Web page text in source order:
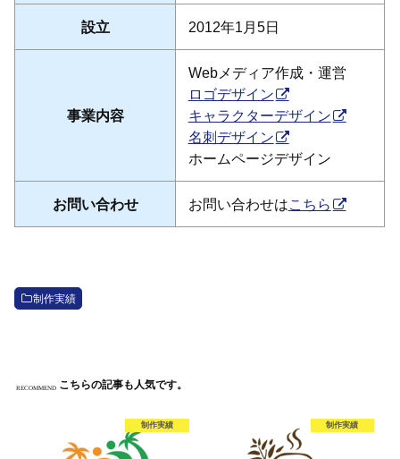
設立 2012年1月5日
事業内容
Webメディア作成・運営
ロゴデザイン
キャラクターデザイン
名刺デザイン
ホームページデザイン
お問い合わせ お問い合わせはこちら
制作実績
RECOMMEND こちらの記事も人気です。
制作実績 制作実績